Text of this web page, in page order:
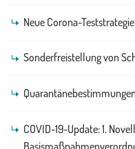
Neue Corona-
Sonderfreistellung von
COVID-19-Update: 1.